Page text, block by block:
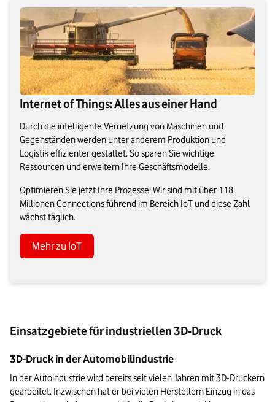
Internet of Things: Alles aus einer Hand
Durch die intelligente Vernetzung von Maschinen und
Gegenständen werden unter anderem Produktion und
Logistik effizienter gestaltet. So sparen Sie wichtige
Ressourcen und erweitern Ihre Geschäftsmodelle.
Optimieren Sie jetzt Ihre Prozesse: Wir sind mit über 118
Millionen Connections führend im Bereich IoT und diese Zahl
wächst täglich.
Mehr zu IoT
Einsatzgebiete für industriellen 3D-Druck
3D-Druck in der Automobilindustrie
In der Autoindustrie wird bereits seit vielen Jahren mit 3D-Druckern
gearbeitet. Inzwischen hat er bei vielen Herstellern Einzug in das